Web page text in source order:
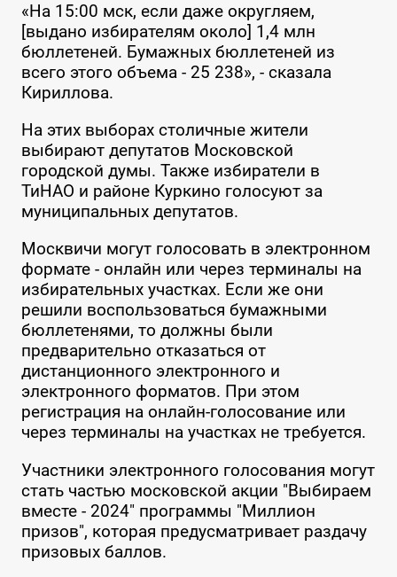
«На 15:00 мск, если даже округляем,
[выдано избирателям около] 1,4 млн
бюллетеней. Бумажных бюллетеней из
всего этого объема - 25 238», - сказала
Кириллова.
На этих выборах столичные жители
выбирают депутатов Московской
городской думы. Также избиратели в
ТиНАО и районе Куркино голосуют за
муниципальных депутатов.
Москвичи могут голосовать в электронном
формате - онлайн или через терминалы на
избирательных участках. Если же они
решили воспользоваться бумажными
бюллетенями, то должны были
предварительно отказаться от
дистанционного электронного и
электронного форматов. При этом
регистрация на онлайн-голосование или
через терминалы на участках не требуется.
Участники электронного голосования могут
стать частью московской акции "Выбираем
вместе - 2024" программы "Миллион
призов", которая предусматривает раздачу
призовых баллов.